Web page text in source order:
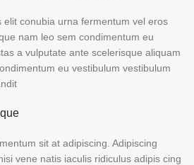
elit conubia urna fermentum vel eros
nam leo sem condimentum eu
a vulputate ante scelerisque aliquam
eu vestibulum vestibulum
sit at adipiscing. Adipiscing
vene natis iaculis ridiculus adipis cing